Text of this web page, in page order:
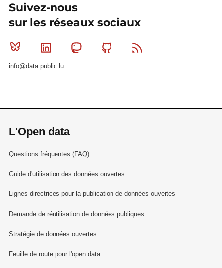
Suivez-nous
sur les réseaux sociaux
Bluesky Linkedin MastodonGithub
info@data.public.lu
L'Open data
Questions fréquentes (FAQ)
Guide d'utilisation des données ouvertes
Lignes directrices pour la publication de données ouvertes
Demande de réutilisation de données publiques
Stratégie de données ouvertes
Feuille de route pour l'open data